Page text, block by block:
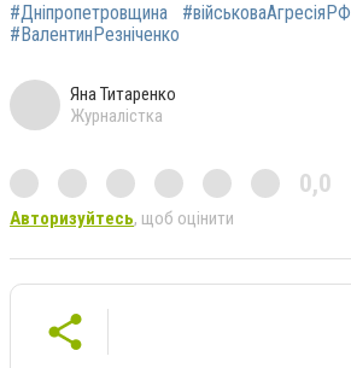
#Дніпропетровщина
#військоваАгресіяРФ
#ВалентинРезніченко
Яна Титаренко
Журналістка
0,0
Авторизуйтесь, щоб оцінити